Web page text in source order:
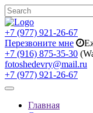
+7 (977) 921-26-67
Перезвоните мне
+7 (916) 875-35-30
fotoshedevry@mail.ru
+7 (977) 921-26-67
Toggle
navigationГлавная